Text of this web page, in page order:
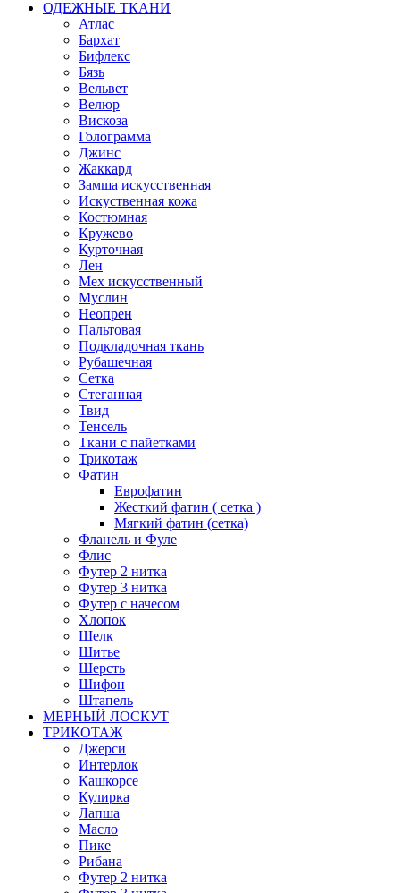
ОДЕЖНЫЕ ТКАНИ
Атлас
Бархат
Бифлекс
Бязь
Вельвет
Велюр
Вискоза
Голограмма
Джинс
Жаккард
Замша искусственная
Искуственная кожа
Костюмная
Кружево
Курточная
Лен
Мех искусственный
Муслин
Неопрен
Пальтовая
Подкладочная ткань
Рубашечная
Сетка
Стеганная
Твид
Тенсель
Ткани с пайетками
Трикотаж
Фатин
Еврофатин
Жесткий фатин ( сетка )
Мягкий фатин (сетка)
Фланель и Фуле
Флис
Футер 2 нитка
Футер 3 нитка
Футер с начесом
Хлопок
Шелк
Шитье
Шерсть
Шифон
Штапель
МЕРНЫЙ ЛОСКУТ
ТРИКОТАЖ
Джерси
Интерлок
Кашкорсе
Кулирка
Лапша
Масло
Пике
Рибана
Футер 2 нитка